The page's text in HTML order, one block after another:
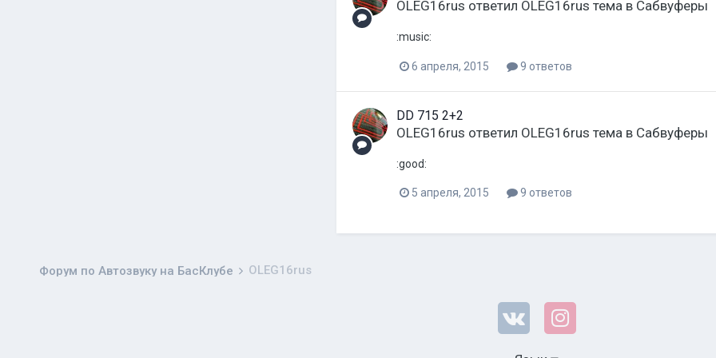
OLEG16rus ответил OLEG16rus тема в Сабвуферы
:music:
6 апреля, 2015 9 ответов
DD 715 2+2
OLEG16rus ответил OLEG16rus тема в Сабвуферы
:good:
5 апреля, 2015 9 ответов
Форум по Автозвуку на БасКлубе OLEG16rus